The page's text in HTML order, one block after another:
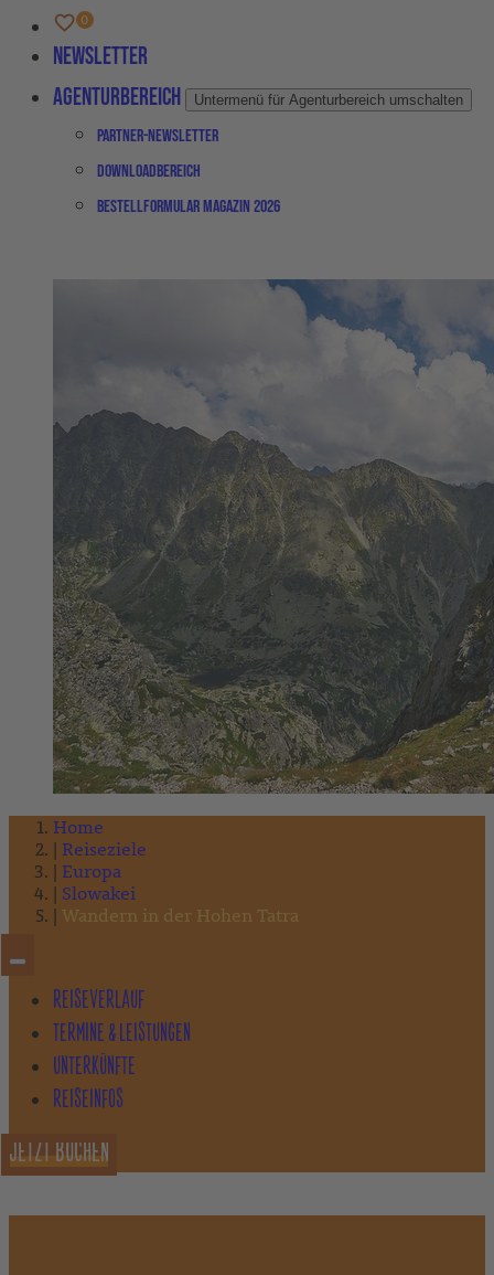
Newsletter
Agenturbereich
Untermenü für Agenturbereich umschalten
Partner-Newsletter
Downloadbereich
Bestellformular Magazin 2026
Home
Reiseziele
Europa
Slowakei
Wandern in der Hohen Tatra
REISEVERLAUF
TERMINE & LEISTUNGEN
UNTERKÜNFTE
REISEINFOS
JETZT BUCHEN